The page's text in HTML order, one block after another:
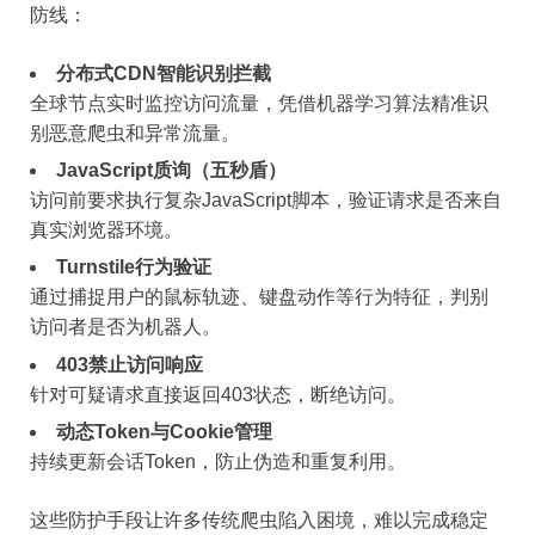
防线：
分布式CDN智能识别拦截
全球节点实时监控访问流量，凭借机器学习算法精准识
别恶意爬虫和异常流量。
JavaScript质询（五秒盾）
访问前要求执行复杂JavaScript脚本，验证请求是否来自
真实浏览器环境。
Turnstile行为验证
通过捕捉用户的鼠标轨迹、键盘动作等行为特征，判别
访问者是否为机器人。
403禁止访问响应
针对可疑请求直接返回403状态，断绝访问。
动态Token与Cookie管理
持续更新会话Token，防止伪造和重复利用。
这些防护手段让许多传统爬虫陷入困境，难以完成稳定